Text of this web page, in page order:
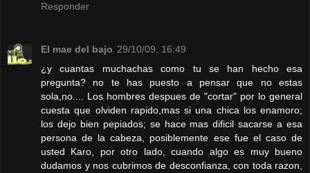
Responder
El mae del bajo 29/10/09, 16:49
¿y cuantas muchachas como tu se han hecho esa
pregunta? no te has puesto a pensar que no estas
sola,no.... Los hombres despues de "cortar" por lo general
cuesta que olviden rapido,mas si una chica los enamoro;
los dejo bien pepiados; se hace mas dificil sacarse a esa
persona de la cabeza, posiblemente ese fue el caso de
usted Karo, por otro lado, cuando algo es muy bueno
dudamos y nos cubrimos de desconfianza, con toda razon,